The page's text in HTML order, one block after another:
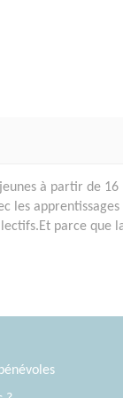
à partir de 16
les apprentissages
parce que